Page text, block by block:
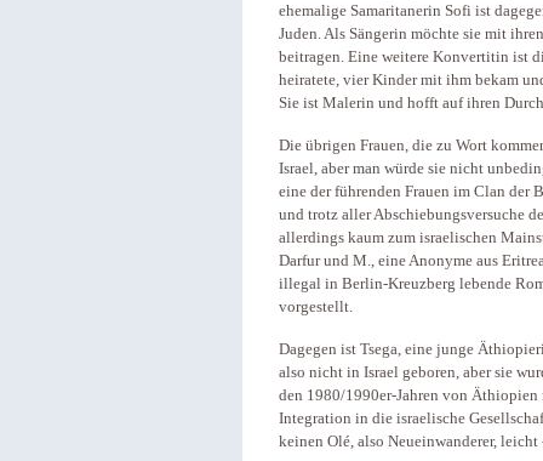
ehemalige Samaritanerin Sofi ist
Juden. Als Sängerin möchte sie mit
beitragen. Eine weitere Konvertitin ist
heiratete, vier Kinder mit ihm bekam
Sie ist Malerin und hofft auf ihren
Die übrigen Frauen, die zu Wort
Israel, aber man würde sie nicht
eine der führenden Frauen im Clan der
und trotz aller Abschiebungsversuche
allerdings kaum zum israelischen
Darfur und M., eine Anonyme aus
illegal in Berlin-Kreuzberg lebende
vorgestellt.
Dagegen ist Tsega, eine junge
also nicht in Israel geboren, aber sie
den 1980/1990er-Jahren von
Integration in die israelische
keinen Olé, also Neueinwanderer,